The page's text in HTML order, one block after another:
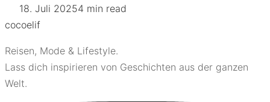
18. Juli 20254 min read
cocoelif
Reisen, Mode & Lifestyle.
Lass dich inspirieren von Geschichten aus der ganzen
Welt.